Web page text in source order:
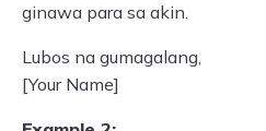
ginawa para sa akin.
Lubos na gumagalang,
[Your Name]